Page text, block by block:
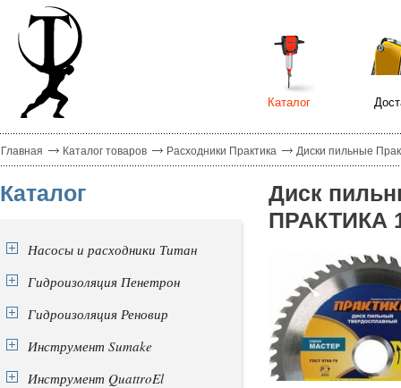
Каталог
Главная Каталог товаров Расходники Практика Диски пильные
Каталог
Насосы и расходники Титан
Гидроизоляция Пенетрон
Гидроизоляция Реновир
Инструмент Sumake
Инструмент QuattroEl
Диск
ПРАКТИКА